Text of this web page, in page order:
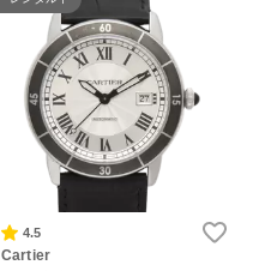
4.5
Cartier